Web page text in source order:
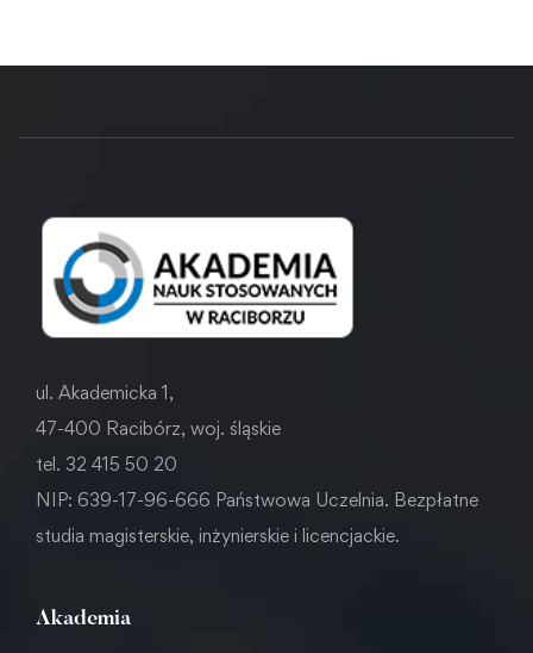
ul. Akademicka 1,
47-400 Racibórz, woj. śląskie
tel. 32 415 50 20
NIP: 639-17-96-666 Państwowa Uczelnia. Bezpłatne
studia magisterskie, inżynierskie i licencjackie.
Akademia